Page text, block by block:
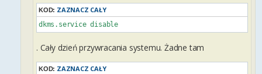
KOD: ZAZNACZ CAŁY
dkms.service disable
. Cały dzień przywracania systemu. Żadne tam
KOD: ZAZNACZ CAŁY